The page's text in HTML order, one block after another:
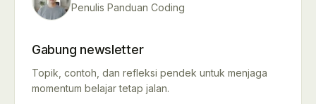
Penulis Panduan Coding
Gabung newsletter
Topik, contoh, dan refleksi pendek untuk menjaga
momentum belajar tetap jalan.